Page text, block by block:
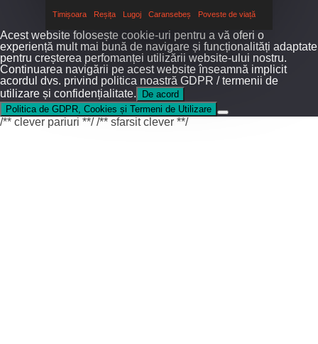
Timișoara Reșița Lugoj Caransebeș Poveste de viață
Acest website folosește cookie-uri pentru a vă oferi o
experiență mult mai bună de navigare și funcționalități adaptate
pentru creșterea perfomanței utilizării website-ului nostru.
Continuarea navigării pe acest website înseamnă implicit
acordul dvs. privind politica noastră GDPR / termenii de
utilizare și confidențialitate.
De acord
Politica de GDPR, Cookies și Termeni de Utilizare
/** clever pariuri **//** sfarsit clever **/